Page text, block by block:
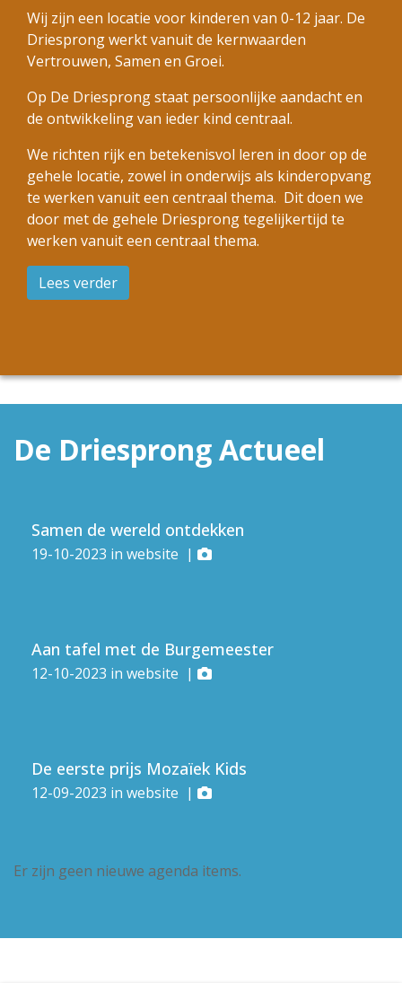
Wij zijn een locatie voor kinderen van 0-12 jaar. De
Driesprong werkt vanuit de kernwaarden
Vertrouwen, Samen en Groei.
Op De Driesprong staat persoonlijke aandacht en
de ontwikkeling van ieder kind centraal.
We richten rijk en betekenisvol leren in door op de
gehele locatie, zowel in onderwijs als kinderopvang
te werken vanuit een centraal thema. Dit doen we
door met de gehele Driesprong tegelijkertijd te
werken vanuit een centraal thema.
Lees verder
De Driesprong Actueel
Samen de wereld ontdekken
19-10-2023 in website |
Aan tafel met de Burgemeester
12-10-2023 in website |
De eerste prijs Mozaïek Kids
12-09-2023 in website |
Er zijn geen nieuwe agenda items.